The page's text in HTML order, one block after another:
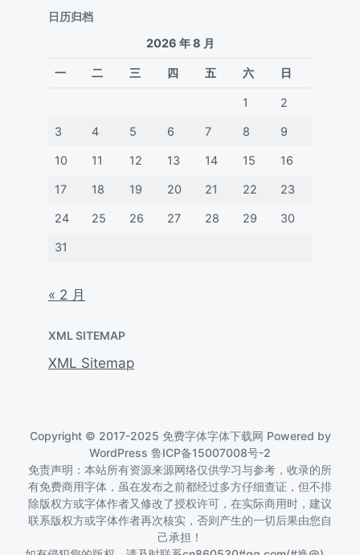
日历归档
2026 年 8 月
一 二 三 四 五 六 日
1 2
3 4 5 6 7 8 9
10 11 12 13 14 15 16
17 18 19 20 21 22 23
24 25 26 27 28 29 30
31
« 2 月
XML SITEMAP
XML Sitemap
Copyright © 2017-2025 免费字体字体下载网 Powered by
WordPress 鲁ICP备15007008号-2
免责声明：本站所有资源来源网络仅供学习与参考，收录的所
有免费商用字体，虽在发布之前都经过多方仔细查证，但不排
除版权方或字体作者又修改了授权许可，在实际商用时，建议
联系版权方或字体作者再次核实，否则产生的一切后果由您自
己承担！